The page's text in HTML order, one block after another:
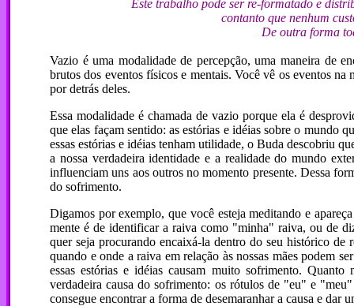
Este trabalho pode ser re-formatado e
contanto que nenhum
De outra forma
Vazio é uma modalidade de percepção, uma maneira de
brutos dos eventos físicos e mentais. Você vê os eventos
por detrás deles.
Essa modalidade é chamada de vazio porque ela é
que elas façam sentido: as estórias e idéias sobre o mundo
essas estórias e idéias tenham utilidade, o Buda descobriu
a nossa verdadeira identidade e a realidade do mundo
influenciam uns aos outros no momento presente. Dessa
do sofrimento.
Digamos por exemplo, que você esteja meditando e
mente é de identificar a raiva como "minha" raiva, ou de
quer seja procurando encaixá-la dentro do seu histórico de
quando e onde a raiva em relação às nossas mães podem
essas estórias e idéias causam muito sofrimento.
verdadeira causa do sofrimento: os rótulos de "eu" e
consegue encontrar a forma de desemaranhar a causa e dar